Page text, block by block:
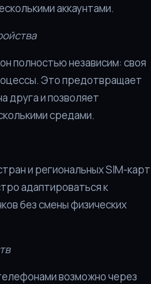
аккаунтами.
полностью независим: своя
Это предотвращает
друга и позволяет
средами.
и региональных SIM-карт
адаптироваться к
без смены физических
возможно через